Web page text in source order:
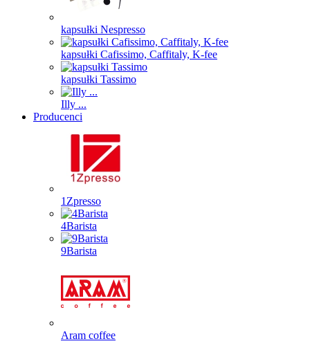
kapsułki Nespresso
kapsułki Cafissimo, Caffitaly, K-fee
kapsułki Tassimo
Illy ...
Producenci
1Zpresso
4Barista
9Barista
Aram coffee